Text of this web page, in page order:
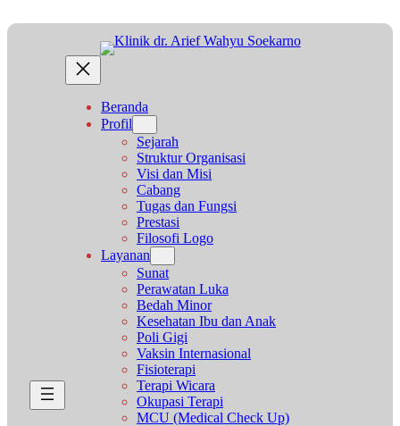
Beranda
Profil
Sejarah
Struktur Organisasi
Visi dan Misi
Cabang
Tugas dan Fungsi
Prestasi
Filosofi Logo
Layanan
Sunat
Perawatan Luka
Bedah Minor
Kesehatan Ibu dan Anak
Poli Gigi
Vaksin Internasional
Fisioterapi
Terapi Wicara
Okupasi Terapi
MCU (Medical Check Up)